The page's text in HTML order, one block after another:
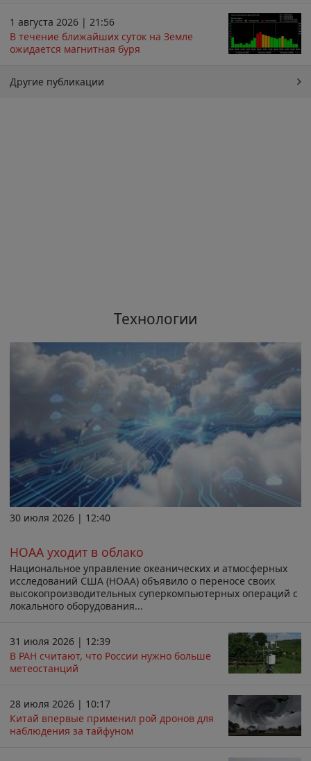
1 августа 2026 | 21:56
В течение ближайших суток на Земле
ожидается магнитная буря
Другие публикации
Технологии
30 июля 2026 | 12:40
НОАА уходит в облако
Национальное управление океанических и атмосферных
исследований США (НОАА) объявило о переносе своих
высокопроизводительных суперкомпьютерных операций с
локального оборудования...
31 июля 2026 | 12:39
В РАН считают, что России нужно больше
метеостанций
28 июля 2026 | 10:17
Китай впервые применил рой дронов для
наблюдения за тайфуном